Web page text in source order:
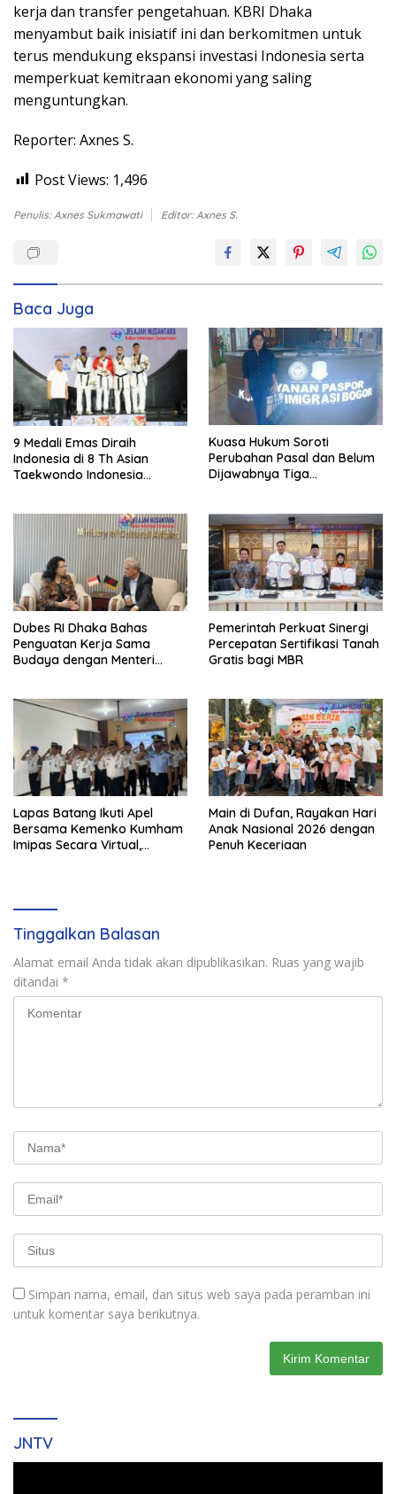
kerja dan transfer pengetahuan. KBRI Dhaka
menyambut baik inisiatif ini dan berkomitmen untuk
terus mendukung ekspansi investasi Indonesia serta
memperkuat kemitraan ekonomi yang saling
menguntungkan.
Reporter: Axnes S.
Post Views: 1,496
Penulis: Axnes Sukmawati Editor: Axnes S.
Baca Juga
9 Medali Emas Diraih
Indonesia di 8 Th Asian
Taekwondo Indonesia
Kuasa Hukum Soroti
Perubahan Pasal dan Belum
Dijawabnya Tiga
Dubes RI Dhaka Bahas
Penguatan Kerja Sama
Budaya dengan Menteri
Pemerintah Perkuat Sinergi
Percepatan Sertifikasi Tanah
Gratis bagi MBR
Lapas Batang Ikuti Apel
Bersama Kemenko Kumham
Imipas Secara Virtual,
Main di Dufan, Rayakan Hari
Anak Nasional 2026 dengan
Penuh Keceriaan
Tinggalkan Balasan
Alamat email Anda tidak akan dipublikasikan. Ruas yang wajib
ditandai *
Simpan nama, email, dan situs web saya pada peramban ini
untuk komentar saya berikutnya.
JNTV